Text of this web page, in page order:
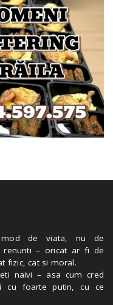
mod de viata, nu de
renunti – oricat ar fi de
fizic, cat si moral.
naivi – asa cum cred
cu foarte putin, cu ce